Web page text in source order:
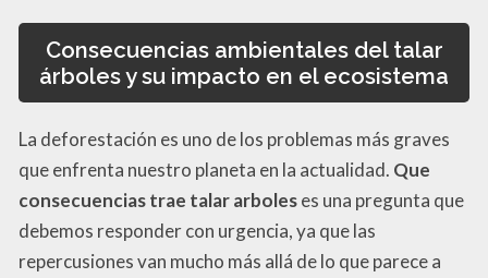
Consecuencias ambientales del talar
árboles y su impacto en el ecosistema
La deforestación es uno de los problemas más graves
que enfrenta nuestro planeta en la actualidad. Que
consecuencias trae talar arboleses una pregunta que
debemos responder con urgencia, ya que las
repercusiones van mucho más allá de lo que parece a